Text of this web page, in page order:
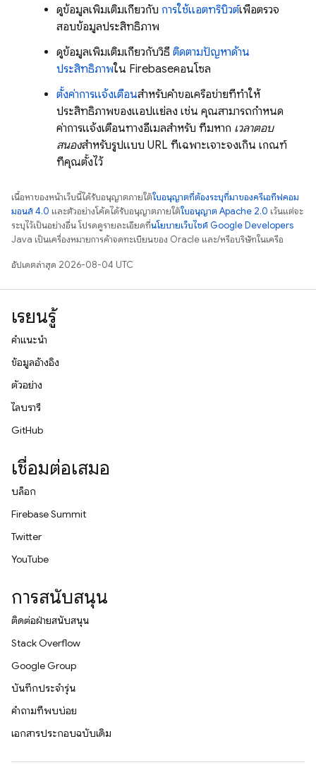
ดูข้อมูลเพิ่มเติมเกี่ยวกับ การใช้แอตทริบิวต์เพื่อตรวจ
สอบข้อมูลประสิทธิภาพ
ดูข้อมูลเพิ่มเติมเกี่ยวกับวิธี ติดตามปัญหาด้าน
ประสิทธิภาพใน Firebaseคอนโซล
ตั้งค่าการแจ้งเตือนสำหรับคำขอเครือข่ายที่ทำให้
ประสิทธิภาพของแอปแย่ลง เช่น คุณสามารถกำหนด
ค่าการแจ้งเตือนทางอีเมลสำหรับ ทีมหาก เวลาตอบ
สนองสำหรับรูปแบบ URL ที่เฉพาะเจาะจงเกิน เกณฑ์
ที่คุณตั้งไว้
เนื้อหาของหน้าเว็บนี้ได้รับอนุญาตภายใต้ใบอนุญาตที่ต้องระบุที่มาของครีเอทีฟคอม
มอนส์ 4.0 และตัวอย่างโค้ดได้รับอนุญาตภายใต้ใบอนุญาต Apache 2.0 เว้นแต่จะ
ระบุไว้เป็นอย่างอื่น โปรดดูรายละเอียดที่นโยบายเว็บไซต์ Google Developers
Java เป็นเครื่องหมายการค้าจดทะเบียนของ Oracle และ/หรือบริษัทในเครือ
อัปเดตล่าสุด 2026-08-04 UTC
เรียนรู้
คำแนะนำ
ข้อมูลอ้างอิง
ตัวอย่าง
ไลบรารี
GitHub
เชื่อมต่อเสมอ
บล็อก
Firebase Summit
Twitter
YouTube
การสนับสนุน
ติดต่อฝ่ายสนับสนุน
Stack Overflow
Google Group
บันทึกประจำรุ่น
คำถามที่พบบ่อย
เอกสารประกอบฉบับเดิม